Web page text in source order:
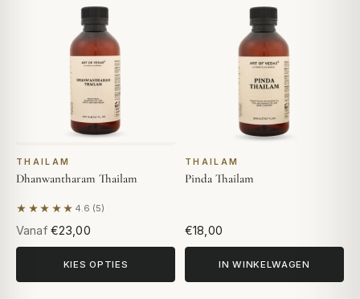
THAILAM
Dhanwantharam Thailam
★★★★★ 4.6 (5)
Gebaseerd op 5 beoordelingen
Vanaf €23,00
KIES OPTIES
THAILAM
Pinda Thailam
€18,00
IN WINKELWAGEN